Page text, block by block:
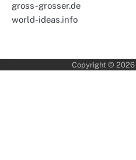
gross-grosser.de
world-ideas.info
Copyright © 2026